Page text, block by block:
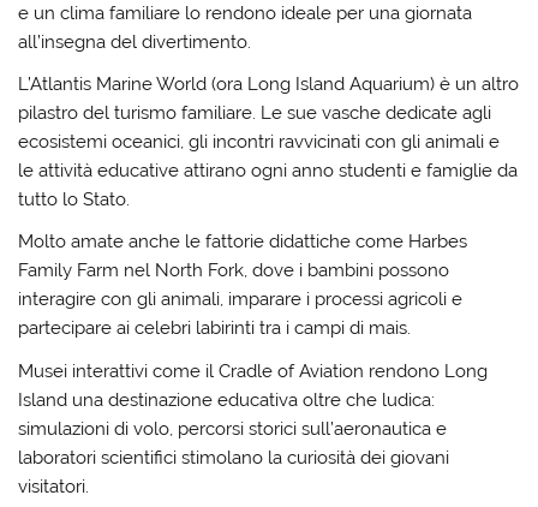
e un clima familiare lo rendono ideale per una giornata
all’insegna del divertimento.
L’Atlantis Marine World (ora Long Island Aquarium) è un altro
pilastro del turismo familiare. Le sue vasche dedicate agli
ecosistemi oceanici, gli incontri ravvicinati con gli animali e
le attività educative attirano ogni anno studenti e famiglie da
tutto lo Stato.
Molto amate anche le fattorie didattiche come Harbes
Family Farm nel North Fork, dove i bambini possono
interagire con gli animali, imparare i processi agricoli e
partecipare ai celebri labirinti tra i campi di mais.
Musei interattivi come il Cradle of Aviation rendono Long
Island una destinazione educativa oltre che ludica:
simulazioni di volo, percorsi storici sull’aeronautica e
laboratori scientifici stimolano la curiosità dei giovani
visitatori.